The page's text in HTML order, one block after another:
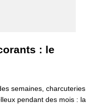
: le
semaines, charcuteries
pendant des mois : la